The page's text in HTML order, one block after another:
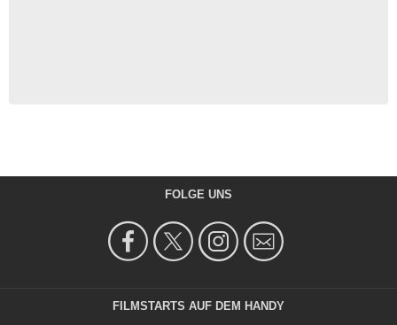
FOLGE UNS
FILMSTARTS AUF DEM HANDY